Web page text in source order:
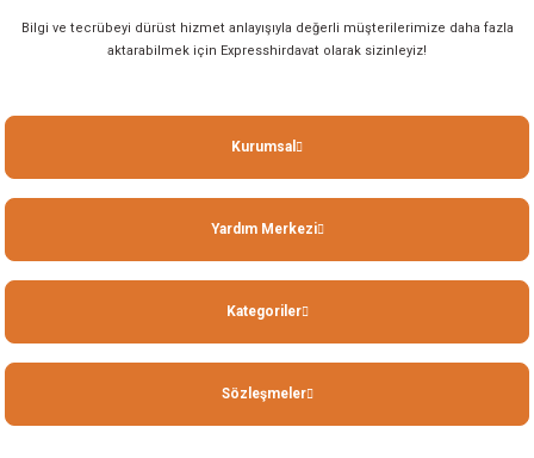
Bilgi ve tecrübeyi dürüst hizmet anlayışıyla değerli müşterilerimize daha fazla
aktarabilmek için Expresshirdavat olarak sizinleyiz!
Kurumsal
Yardım Merkezi
Kategoriler
Sözleşmeler